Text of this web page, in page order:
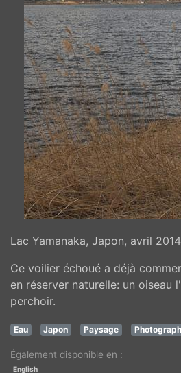
Lac Yamanaka, Japon, avril
Ce voilier échoué a déjà
en réserver naturelle: un oiseau
perchoir.
Eau Japon Paysage
Également disponible en :
English